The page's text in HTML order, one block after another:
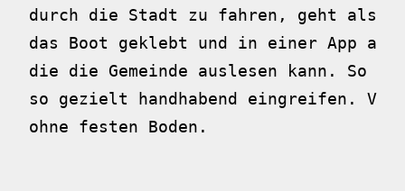
durch die Stadt zu fahren, geht also
das Boot geklebt und in einer App
die die Gemeinde auslesen kann. So
so gezielt handhabend eingreifen. Von
ohne festen Boden.